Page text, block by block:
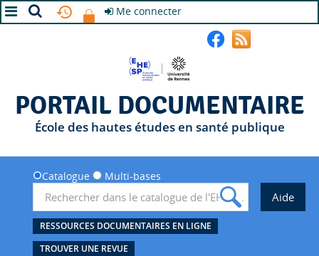
Me connecter
PORTAIL DOCUMENTAIRE
École des hautes études en santé publique
Catalogue Multi-bases
RESSOURCES DOCUMENTAIRES EN LIGNE
TROUVER UNE REVUE